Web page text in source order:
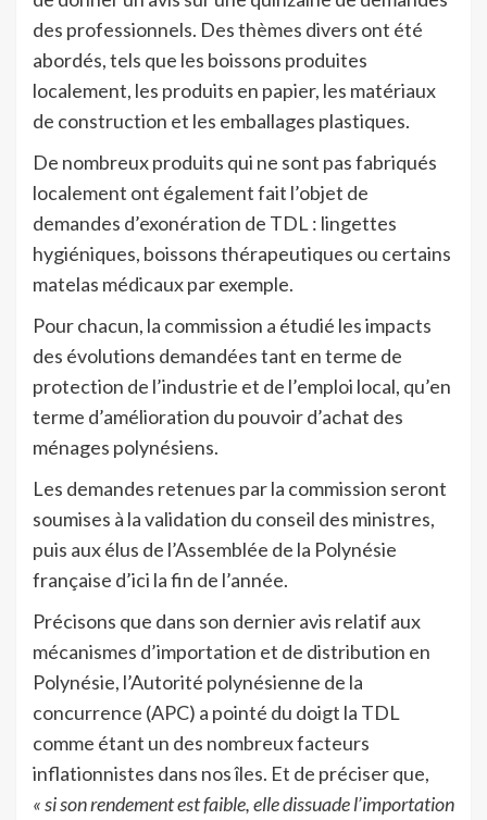
des professionnels. Des thèmes divers ont été
abordés, tels que les boissons produites
localement, les produits en papier, les matériaux
de construction et les emballages plastiques.
De nombreux produits qui ne sont pas fabriqués
localement ont également fait l’objet de
demandes d’exonération de TDL : lingettes
hygiéniques, boissons thérapeutiques ou certains
matelas médicaux par exemple.
Pour chacun, la commission a étudié les impacts
des évolutions demandées tant en terme de
protection de l’industrie et de l’emploi local, qu’en
terme d’amélioration du pouvoir d’achat des
ménages polynésiens.
Les demandes retenues par la commission seront
soumises à la validation du conseil des ministres,
puis aux élus de l’Assemblée de la Polynésie
française d’ici la fin de l’année.
Précisons que dans son dernier avis relatif aux
mécanismes d’importation et de distribution en
Polynésie, l’Autorité polynésienne de la
concurrence (APC) a pointé du doigt la TDL
comme étant un des nombreux facteurs
inflationnistes dans nos îles. Et de préciser que,
« si son rendement est faible, elle dissuade l’importation